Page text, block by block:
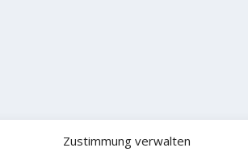
Zustimmung verwalten